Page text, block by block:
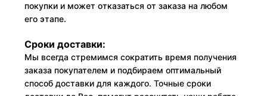
покупки и может отказаться от заказа на любом
его этапе.
Сроки доставки:
Мы всегда стремимся сократить время получения
заказа покупателем и подбираем оптимальный
способ доставки для каждого. Точные сроки